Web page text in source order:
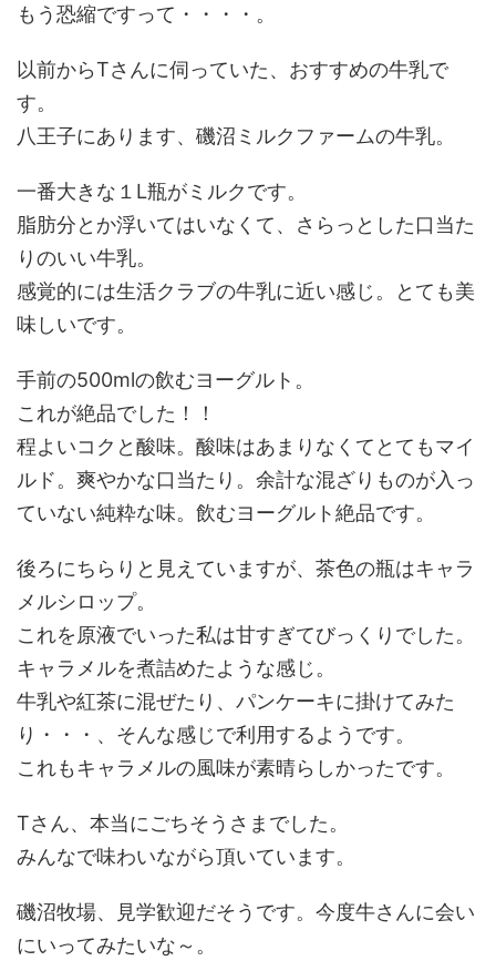
もう恐縮ですって・・・・。
以前からTさんに伺っていた、おすすめの牛乳で
す。
八王子にあります、磯沼ミルクファームの牛乳。
一番大きな１L瓶がミルクです。
脂肪分とか浮いてはいなくて、さらっとした口当た
りのいい牛乳。
感覚的には生活クラブの牛乳に近い感じ。とても美
味しいです。
手前の500mlの飲むヨーグルト。
これが絶品でした！！
程よいコクと酸味。酸味はあまりなくてとてもマイ
ルド。爽やかな口当たり。余計な混ざりものが入っ
ていない純粋な味。飲むヨーグルト絶品です。
後ろにちらりと見えていますが、茶色の瓶はキャラ
メルシロップ。
これを原液でいった私は甘すぎてびっくりでした。
キャラメルを煮詰めたような感じ。
牛乳や紅茶に混ぜたり、パンケーキに掛けてみた
り・・・、そんな感じで利用するようです。
これもキャラメルの風味が素晴らしかったです。
Tさん、本当にごちそうさまでした。
みんなで味わいながら頂いています。
磯沼牧場、見学歓迎だそうです。今度牛さんに会い
にいってみたいな～。